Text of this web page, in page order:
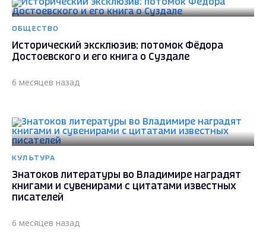
ОБЩЕСТВО
Исторический эксклюзив: потомок Фёдора
Достоевского и его книга о Суздале
6 месяцев назад
КУЛЬТУРА
Знатоков литературы во Владимире наградят
книгами и сувенирами с цитатами известных
писателей
6 месяцев назад